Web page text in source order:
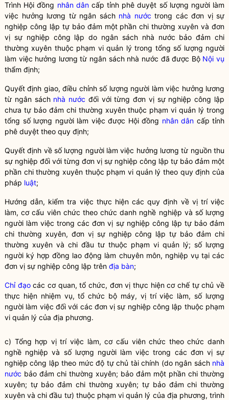
Trình Hội đồng nhân dâncấp tỉnh phê duyệt số lượng người làm
việc hưởng lương từ ngân sách nhà nước trong các đơn vị sự
nghiệp công lập tự bảo đảm một phần chi thường xuyên và đơn
vị sự nghiệp công lập do ngân sách nhà nước bảo đảm chi
thường xuyên thuộc phạm vi quản lý trong tổng số lượng người
làm việc hưởng lương từ ngân sách nhà nước đã được Bộ Nội vụ
thẩm định;
Quyết định giao, điều chỉnh số lượng người làm việc hưởng lương
từ ngân sách nhà nước đối với từng đơn vị sự nghiệp công lập
chưa tự bảo đảm chi thường xuyên thuộc phạm vi quản lý trong
tổng số lượng người làm việc được Hội đồng nhân dân cấp tỉnh
phê duyệt theo quy định;
Quyết định về số lượng người làm việc hưởng lương từ nguồn thu
sự nghiệp đối với từng đơn vị sự nghiệp công lập tự bảo đảm một
phần chi thường xuyên thuộc phạm vi quản lý theo quy định của
pháp luật;
Hướng dẫn, kiểm tra việc thực hiện các quy định về vị trí việc
làm, cơ cấu viên chức theo chức danh nghề nghiệp và số lượng
người làm việc trong các đơn vị sự nghiệp công lập tự bảo đảm
chi thường xuyên, đơn vị sự nghiệp công lập tự bảo đảm chi
thường xuyên và chi đầu tư thuộc phạm vi quản lý; số lượng
người ký hợp đồng lao động làm chuyên môn, nghiệp vụ tại các
đơn vị sự nghiệp công lập trên địa bàn;
Chỉ đạocác cơ quan, tổ chức, đơn vị thực hiện cơ chế tự chủ về
thực hiện nhiệm vụ, tổ chức bộ máy, vị trí việc làm, số lượng
người làm việc đối với các đơn vị sự nghiệp công lập thuộc phạm
vi quản lý của địa phương.
c) Tổng hợp vị trí việc làm, cơ cấu viên chức theo chức danh
nghề nghiệp và số lượng người làm việc trong các đơn vị sự
nghiệp công lập theo mức độ tự chủ tài chính (do ngân sách nhà
nước bảo đảm chi thường xuyên; bảo đảm một phần chi thường
xuyên; tự bảo đảm chi thường xuyên; tự bảo đảm chi thường
xuyên và chi đầu tư) thuộc phạm vi quản lý của địa phương, trình